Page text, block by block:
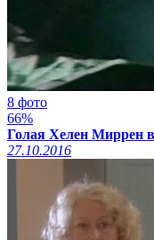
8 фото
66%
Голая Хелен Миррен
27.10.2016